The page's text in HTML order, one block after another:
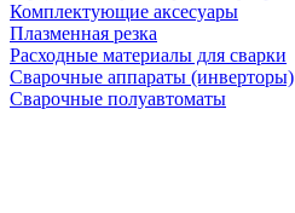
Комплектующие аксесуары
Плазменная резка
Расходные материалы для сварки
Сварочные аппараты (инверторы)
Сварочные полуавтоматы